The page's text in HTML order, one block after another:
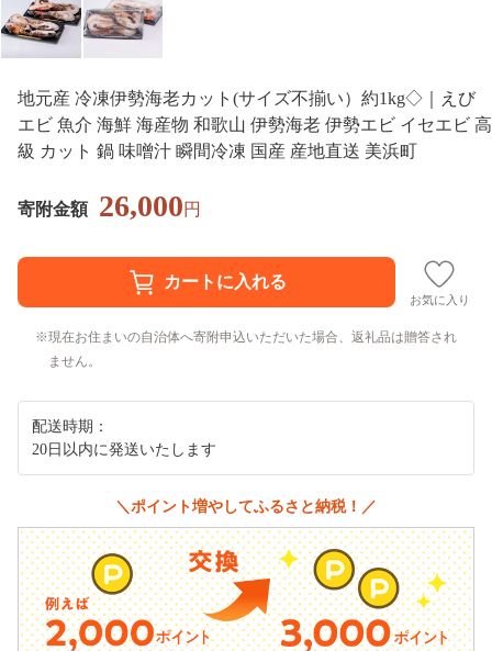
地元産 冷凍伊勢海老カット(サイズ不揃い）約1kg◇｜えび
エビ 魚介 海鮮 海産物 和歌山 伊勢海老 伊勢エビ イセエビ 高
級 カット 鍋 味噌汁 瞬間冷凍 国産 産地直送 美浜町
寄附金額 26,000円
お気に入り
現在お住まいの自治体へ寄附申込いただいた場合、返礼品は贈答され
ません。
配送時期：
20日以内に発送いたします
＼ポイント増やしてふるさと納税！／